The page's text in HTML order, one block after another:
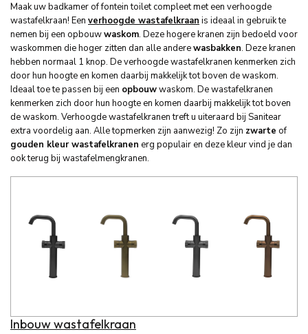
Maak uw badkamer of fontein toilet compleet met een verhoogde
wastafelkraan! Een verhoogde wastafelkraan is ideaal in gebruik te
nemen bij een opbouwwaskom. Deze hogere kranen zijn bedoeld voor
waskommen die hoger zitten dan alle anderewasbakken. Deze kranen
hebben normaal 1 knop. De verhoogde wastafelkranen kenmerken zich
door hun hoogte en komen daarbij makkelijk tot boven de waskom.
Ideaal toe te passen bij een opbouwwaskom. De wastafelkranen
kenmerken zich door hun hoogte en komen daarbij makkelijk tot boven
de waskom. Verhoogde wastafelkranen treft u uiteraard bij Sanitear
extra voordelig aan. Alle topmerken zijn aanwezig! Zo zijn zwarte of
gouden kleur wastafelkranen erg populair en deze kleur vind je dan
ook terug bij wastafelmengkranen.
Inbouw wastafelkraan